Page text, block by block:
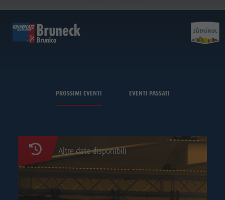
PROSSIMI EVENTI EVENTI PASSATI
Altre date disponibili